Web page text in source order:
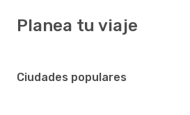
Planea tu viaje
Ciudades populares